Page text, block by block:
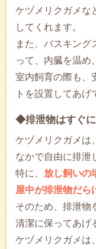
ケヅメリクガメな
してくれます。
また、バスキング
って、内臓を温め
室内飼育の際も、
トを設置してあげ
◆排泄物はすぐ
ケヅメリクガメは
なかで自由に排泄
特に、 放し飼いの
屋中が排泄物だら
そのため、排泄物
清潔に保ってあげ
ケヅメリクガメは